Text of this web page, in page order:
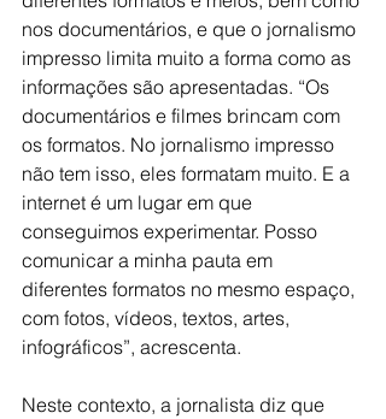
nos documentários, e que o jornalismo
impresso limita muito a forma como as
informações são apresentadas. “Os
documentários e filmes brincam com
os formatos. No jornalismo impresso
não tem isso, eles formatam muito. E a
internet é um lugar em que
conseguimos experimentar. Posso
comunicar a minha pauta em
diferentes formatos no mesmo espaço,
com fotos, vídeos, textos, artes,
infográficos”, acrescenta.
Neste contexto, a jornalista diz que